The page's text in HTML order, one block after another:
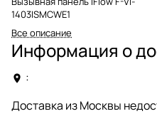
1403ISMCWE1
Все описание
Информация о
:
Доставка из Москвы